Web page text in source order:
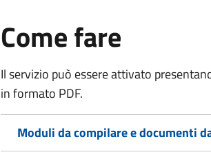
Come fare
Il servizio può essere attivato
in formato PDF.
Moduli da compilare e documenti